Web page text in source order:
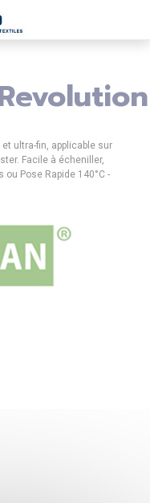
ultra-fin, applicable sur
Facile à écheniller,
ou Pose Rapide 140°C -